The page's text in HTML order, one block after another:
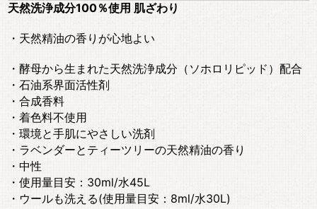
天然洗浄成分100％使用 肌ざわり
・天然精油の香りが心地よい
・酵母から生まれた天然洗浄成分（ソホロリピッド）配合
・石油系界面活性剤
・合成香料
・着色料不使用
・環境と手肌にやさしい洗剤
・ラベンダーとティーツリーの天然精油の香り
・中性
・使用量目安：30ml/水45L
・ウールも洗える(使用量目安：8ml/水30L)